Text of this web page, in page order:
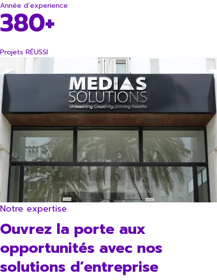
Année d’experience
380+
Projets RÉUSSI
Notre expertise
Ouvrez la porte aux
opportunités avec nos
solutions d’entreprise